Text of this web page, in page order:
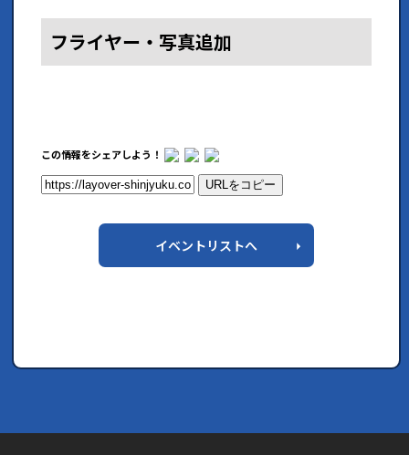
フライヤー・写真追加
この情報をシェアしよう！
URLをコピー
イベントリストへ